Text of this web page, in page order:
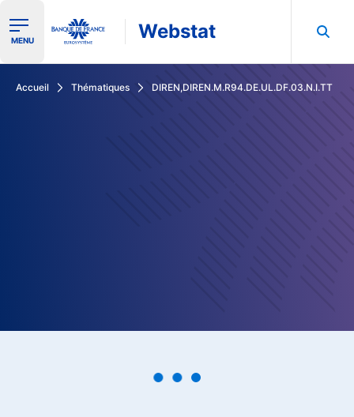
Ouvrir le menu de navigation
MENU Webstat
Accueil Thématiques DIREN,DIREN.M.R94.DE.UL.DF.03.N.I.TT